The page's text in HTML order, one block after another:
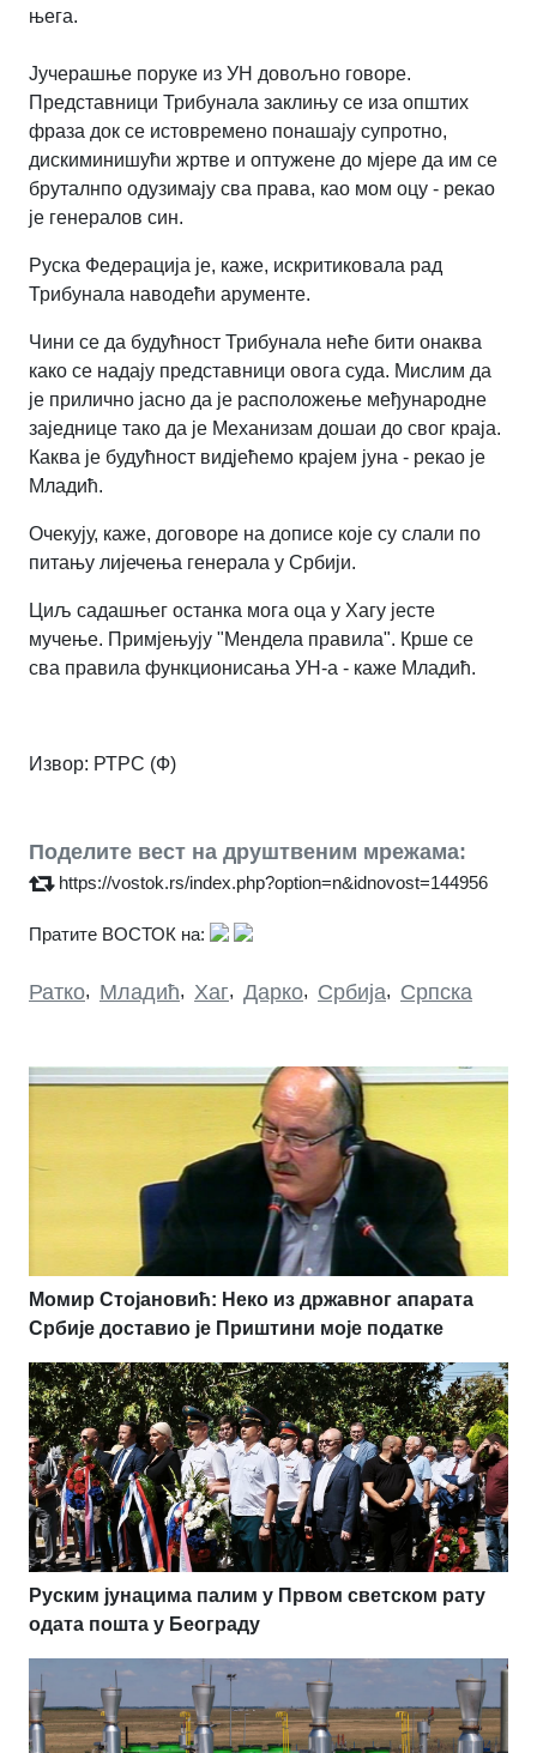
њега.
Јучерашње поруке из УН довољно говоре.
Представници Трибунала заклињу се иза општих
фраза док се истовремено понашају супротно,
дискиминишући жртве и оптужене до мјере да им се
бруталнпо одузимају сва права, као мом оцу - рекао
је генералов син.
Руска Федерација је, каже, искритиковала рад
Трибунала наводећи арументе.
Чини се да будућност Трибунала неће бити онаква
како се надају представници овога суда. Мислим да
је прилично јасно да је расположење међународне
заједнице тако да је Механизам дошаи до свог краја.
Каква је будућност видјећемо крајем јуна - рекао је
Младић.
Очекују, каже, договоре на дописе које су слали по
питању лијечења генерала у Србији.
Циљ садашњег останка мога оца у Хагу јесте
мучење. Примјењују "Мендела правила". Крше се
сва правила функционисања УН-а - каже Младић.
Извор: РТРС (Ф)
Поделите вест на друштвеним мрежама:
https://vostok.rs/index.php?option=n&idnovost=144956
Пратите ВОСТОК на:
Ратко, Младић, Хаг, Дарко, Србија, Српска
Момир Стојановић: Неко из државног апарата
Србије доставио је Приштини моје податке
Руским јунацима палим у Првом светском рату
одата пошта у Београду